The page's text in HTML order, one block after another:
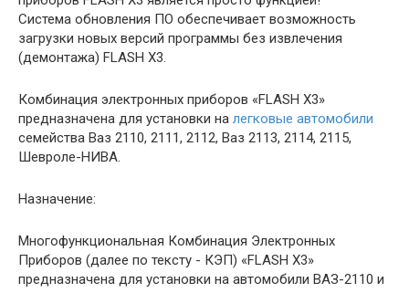
Система обновления ПО обеспечивает возможность
загрузки новых версий программы без извлечения
(демонтажа) FLASH X3.
Комбинация электронных приборов «FLASH X3»
предназначена для установки на легковые автомобили
семейства Ваз 2110, 2111, 2112, Ваз 2113, 2114, 2115,
Шевроле-НИВА.
Назначение:
Многофункциональная Комбинация Электронных
Приборов (далее по тексту - КЭП) «FLASH X3»
предназначена для установки на автомобили ВАЗ-2110 и